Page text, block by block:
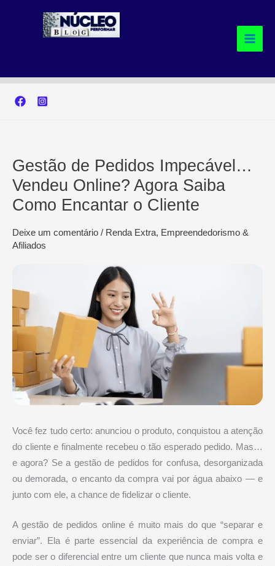
Gestão de Pedidos Impecável…
Vendeu Online? Agora Saiba
Como Encantar o Cliente
Deixe um comentário / Renda Extra, Empreendedorismo &
Afiliados
Você fez tudo certo: anunciou o produto, conquistou a atenção
do cliente e finalmente recebeu o tão esperado pedido. Mas…
e agora? Se a gestão de pedidos for confusa, desorganizada
ou demorada, o encanto da compra vai por água abaixo — e
junto com ele, a chance de fidelizar o cliente.
A gestão de pedidos online é muito mais do que “separar e
enviar”. Ela é parte essencial da experiência de compra e
pode ser o diferencial entre um cliente que nunca mais volta e